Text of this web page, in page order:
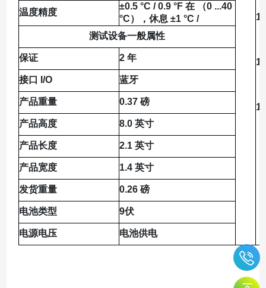
1
温度精度
±0.5 °C / 0.9 °F 在 （0 ...40
°C），休息 ±1 °C /
测试设备一般属性
保证 2 年
接口 I/O 蓝牙
产品重量 0.37 磅
产品高度 8.0 英寸
产品长度 2.1 英寸
产品宽度 1.4 英寸
发货重量 0.26 磅
电池类型 9伏
电源电压 电池供电